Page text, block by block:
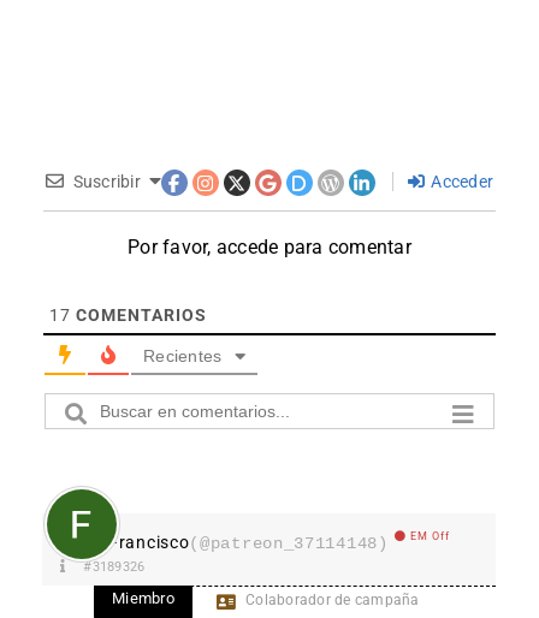
Suscribir Acceder
Por favor, accede para comentar
17 COMENTARIOS
Recientes
Francisco(@patreon_37114148) EM Off
#3189326
Miembro Colaborador de campaña